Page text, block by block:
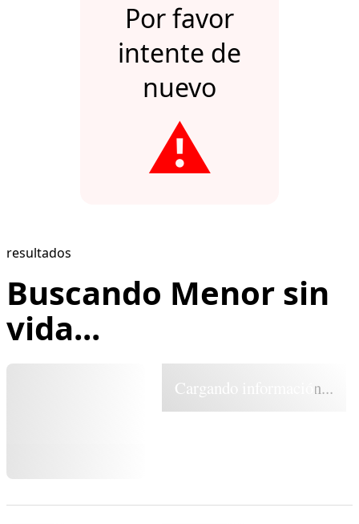
Por favor
intente de
nuevo
⚠️
resultados
Buscando Menor sin
vida...
Cargando información...